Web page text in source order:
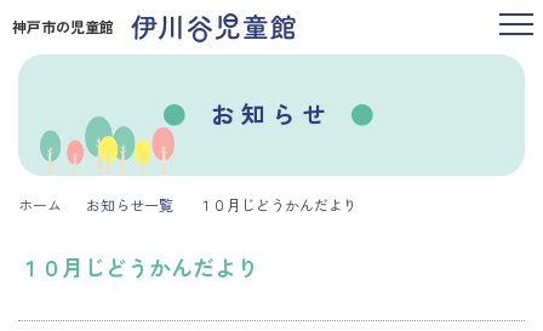
神戸市の児童館
お知らせ
ホーム お知らせ一覧 １０月じどうかんだより
１０月じどうかんだより